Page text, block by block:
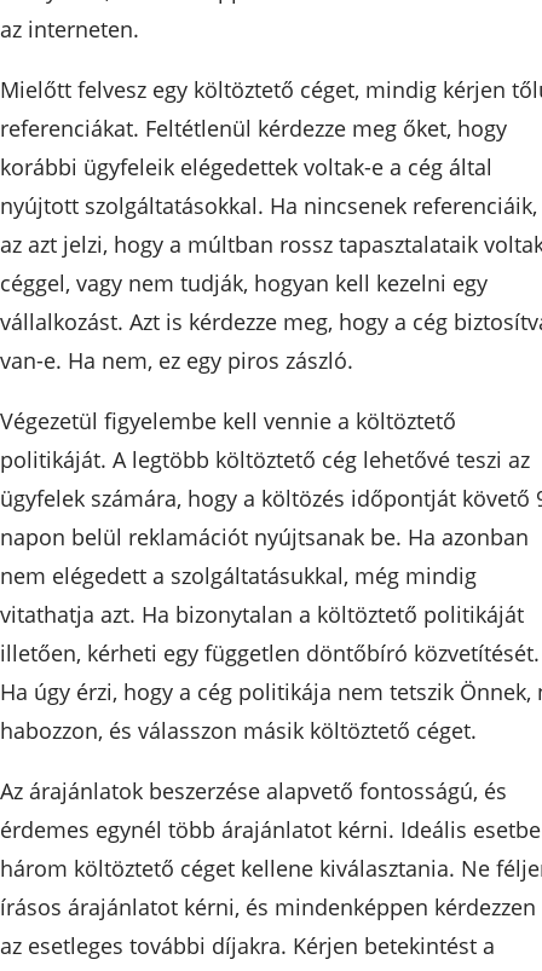
az interneten.
Mielőtt felvesz egy költöztető céget, mindig kérjen
referenciákat. Feltétlenül kérdezze meg őket, hogy
korábbi ügyfeleik elégedettek voltak-e a cég által
nyújtott szolgáltatásokkal. Ha nincsenek referenciáik,
az azt jelzi, hogy a múltban rossz tapasztalataik
céggel, vagy nem tudják, hogyan kell kezelni egy
vállalkozást. Azt is kérdezze meg, hogy a cég
van-e. Ha nem, ez egy piros zászló.
Végezetül figyelembe kell vennie a költöztető
politikáját. A legtöbb költöztető cég lehetővé teszi az
ügyfelek számára, hogy a költözés időpontját követő
napon belül reklamációt nyújtsanak be. Ha azonban
nem elégedett a szolgáltatásukkal, még mindig
vitathatja azt. Ha bizonytalan a költöztető politikáját
illetően, kérheti egy független döntőbíró közvetítését.
Ha úgy érzi, hogy a cég politikája nem tetszik Önnek,
habozzon, és válasszon másik költöztető céget.
Az árajánlatok beszerzése alapvető fontosságú, és
érdemes egynél több árajánlatot kérni. Ideális
három költöztető céget kellene kiválasztania. Ne
írásos árajánlatot kérni, és mindenképpen kérdezzen
az esetleges további díjakra. Kérjen betekintést a